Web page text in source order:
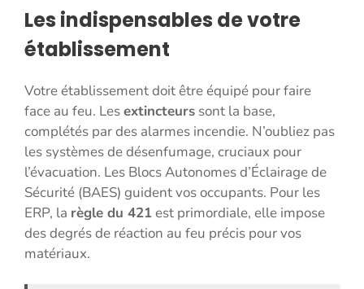
Les indispensables de votre
établissement
Votre établissement doit être équipé pour faire
face au feu. Lesextincteurs sont la base,
complétés par des alarmes incendie. N’oubliez pas
les systèmes de désenfumage, cruciaux pour
l’évacuation. Les Blocs Autonomes d’Éclairage de
Sécurité (BAES) guident vos occupants. Pour les
ERP, la règle du 421est primordiale, elle impose
des degrés de réaction au feu précis pour vos
matériaux.